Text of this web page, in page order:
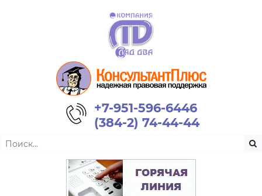
+7-951-596-6446
(384-2) 74-44-44